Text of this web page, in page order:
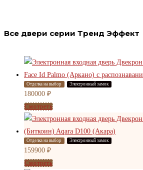
Все двери серии Тренд Эффект
Отделка на выбор Электронный замок
180000 ₽
Смотреть
Отделка на выбор Электронный замок
159900 ₽
Смотреть